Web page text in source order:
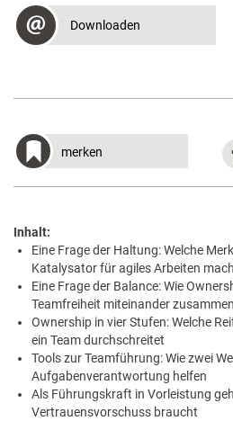
Downloaden
merken
Inhalt:
Eine Frage der Haltung: Welche
Katalysator für agiles Arbeiten
Eine Frage der Balance: Wie
Teamfreiheit mitei­nander
Ownership in vier Stufen: Welche
ein Team durchschreitet
Tools zur Teamführung: Wie zwei
Aufgabenverantwortung helfen
Als Führungskraft in Vorleistung
Vertrauensvorschuss braucht